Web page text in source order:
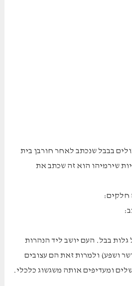
בבבל שנכתב לאחר חורבן בית
שירמיהו הוא זה שכתב את
חלקים:
בבל. העם יושב ליד הנהרות
ושפע) ולמרות זאת הם עצובים
ומעדיפים אותה משגשוג כלכלי.